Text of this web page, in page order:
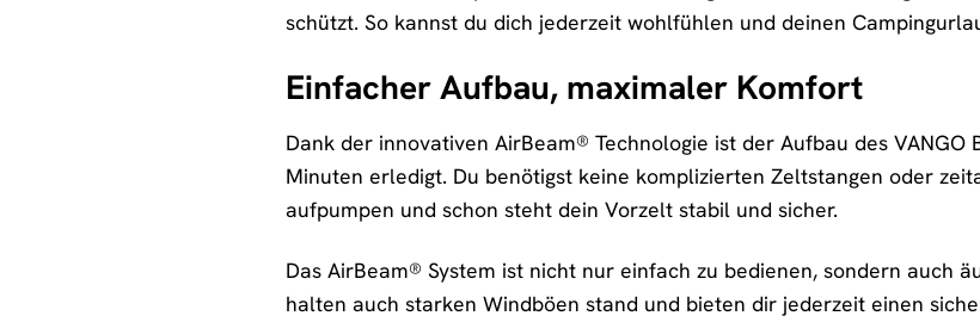
schützt. So kannst du dich jederzeit wohlfühlen und deinen
Einfacher Aufbau, maximaler Komfort
Dank der innovativen AirBeam® Technologie ist der Aufbau des
Minuten erledigt. Du benötigst keine komplizierten Zeltstangen oder
aufpumpen und schon steht dein Vorzelt stabil und sicher.
Das AirBeam® System ist nicht nur einfach zu bedienen, sondern auch
halten auch starken Windböen stand und bieten dir jederzeit einen